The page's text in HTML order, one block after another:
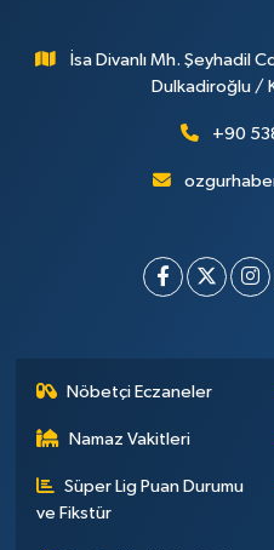
İsa Divanlı Mh. Şeyhadil
Dulkadiroğlu /
+90
Nöbetçi Eczaneler
Namaz Vakitleri
Süper Lig Puan Durumu
ve Fikstür